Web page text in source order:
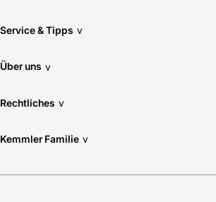
Service & Tipps v
Über uns v
Rechtliches v
Kemmler Familie v